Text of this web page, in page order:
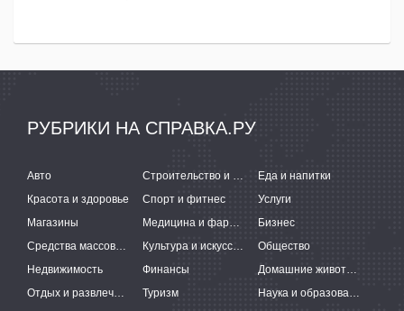
РУБРИКИ НА СПРАВКА.РУ
Авто Строительство и ремонт
Еда и напитки
Красота и здоровье
Спорт и фитнес
Услуги
Магазины
Медицина и фармацевтика
Бизнес
Средства массовой информации
Культура и искусство
Общество
Недвижимость
Финансы
Домашние животные
Отдых и развлечения
Туризм
Наука и образование